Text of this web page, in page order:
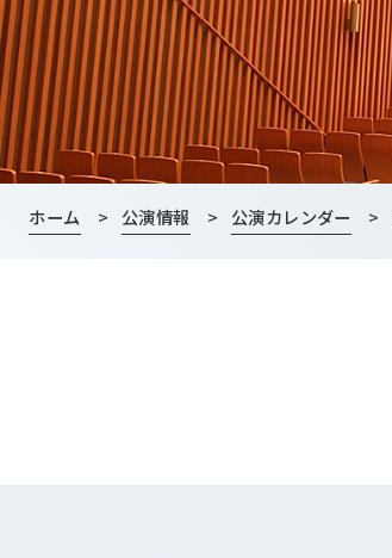
ホーム > 公演情報 > 公演カレンダー >